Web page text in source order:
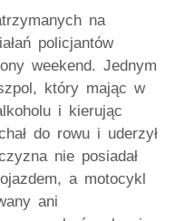
na
policjantów
weekend. Jednym
który mając w
i kierując
do rowu i uderzył
nie posiadał
a motocykl
ani